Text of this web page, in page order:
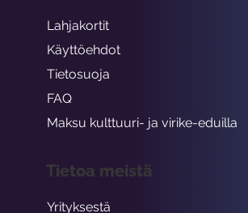
Lahjakortit
Käyttöehdot
Tietosuoja
FAQ
Maksu kulttuuri- ja virike-eduilla
Tietoa meistä
Yrityksestä